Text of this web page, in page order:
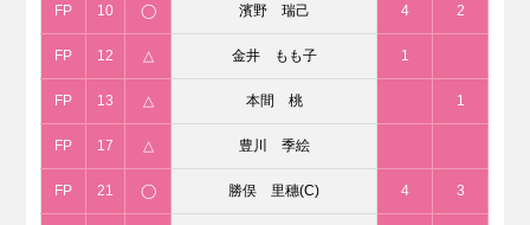
FP 10 ◯ 濱野 瑞己 4 2
FP 12 △ 金井 もも子 1
FP 13 △ 本間 桃 1
FP 17 △ 豊川 季絵
FP 21 ◯ 勝俣 里穗(C) 4 3